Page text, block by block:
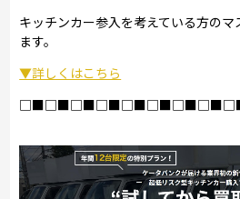
キッチンカー参入を考えている方の
ます。
▼詳しくはこちら